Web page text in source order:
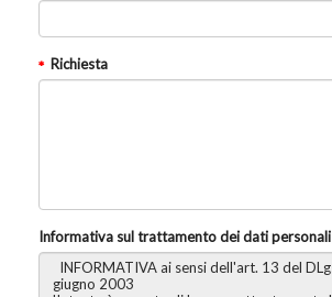
Richiesta
Informativa sul trattamento dei dati personali